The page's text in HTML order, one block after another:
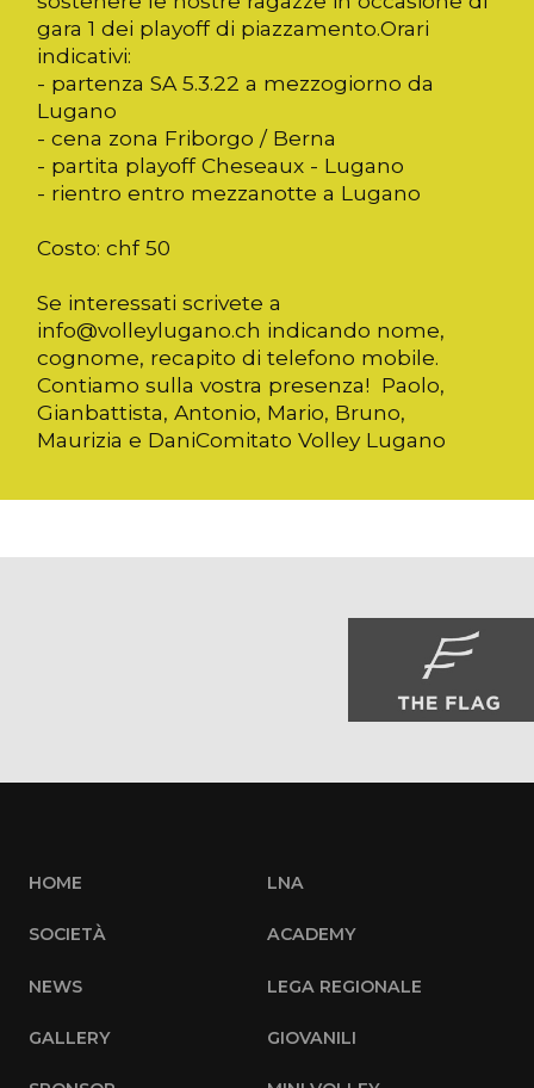
gara 1 dei playoff di piazzamento.Orari
indicativi:
- partenza SA 5.3.22 a mezzogiorno da
Lugano
- cena zona Friborgo / Berna
- partita playoff Cheseaux - Lugano
- rientro entro mezzanotte a Lugano
Costo: chf 50
Se interessati scrivete a
info@volleylugano.ch indicando nome,
cognome, recapito di telefono mobile.
Contiamo sulla vostra presenza! Paolo,
Gianbattista, Antonio, Mario, Bruno,
Maurizia e DaniComitato Volley Lugano
HOME
SOCIETÀ
NEWS
GALLERY
LNA
ACADEMY
LEGA REGIONALE
GIOVANILI